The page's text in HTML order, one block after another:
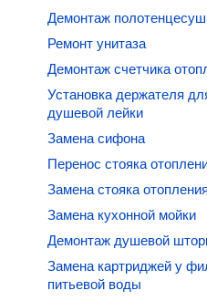
Демонтаж
Ремонт унитаза
Демонтаж счетчика
Установка держателя
душевой лейки
Замена сифона
Перенос стояка
Замена стояка отопления
Замена кухонной мойки
Демонтаж душевой
Замена картриджей у
питьевой воды